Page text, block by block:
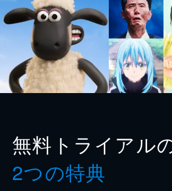
無料トライアル
2つの特典